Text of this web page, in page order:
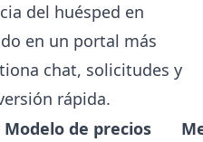
del huésped en
en un portal más
chat, solicitudes y
rápida.
Modelo de precios